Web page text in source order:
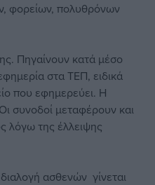
φορείων, πολυθρόνων
Πηγαίνουν κατά μέσο
στα ΤΕΠ, ειδικά
που εφημερεύει. Η
συνοδοί μεταφέρουν και
λόγω της έλλειψης
ασθενών γίνεται